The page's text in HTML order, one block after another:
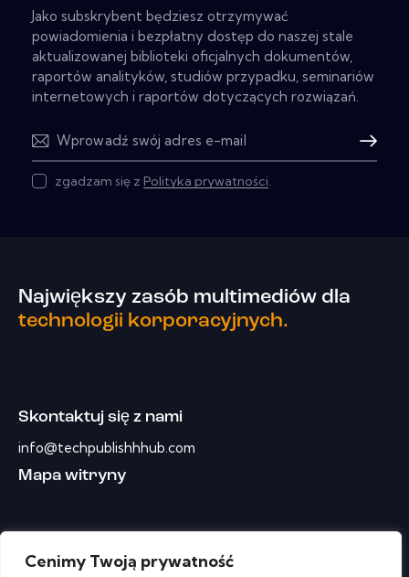
Cenimy Twoją prywatność
Jako subskrybent będziesz otrzymywać
powiadomienia i bezpłatny dostęp do naszej stale
aktualizowanej biblioteki oficjalnych dokumentów,
raportów analityków, studiów przypadku, seminariów
internetowych i raportów dotyczących rozwiązań.
zgadzam się z Polityka prywatności.
Największy zasób multimediów dla
technologii korporacyjnych.
Skontaktuj się z nami
info@techpublishhhub.com
Mapa witryny